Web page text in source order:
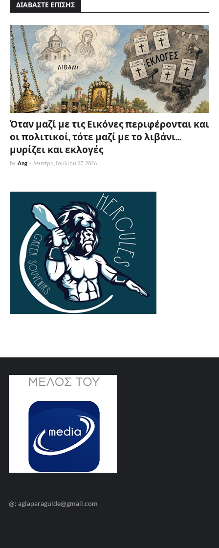
ΔΙΑΒΑΣΤΕ ΕΠΙΣΗΣ
Όταν μαζί με τις Εικόνες περιφέρονται και
οι πολιτικοί, τότε μαζί με το λιβάνι...
μυρίζει και εκλογές
by Ang - Δευτέρα, Ιουλίου 27, 2026
@: agiaparaguide@gmail.com